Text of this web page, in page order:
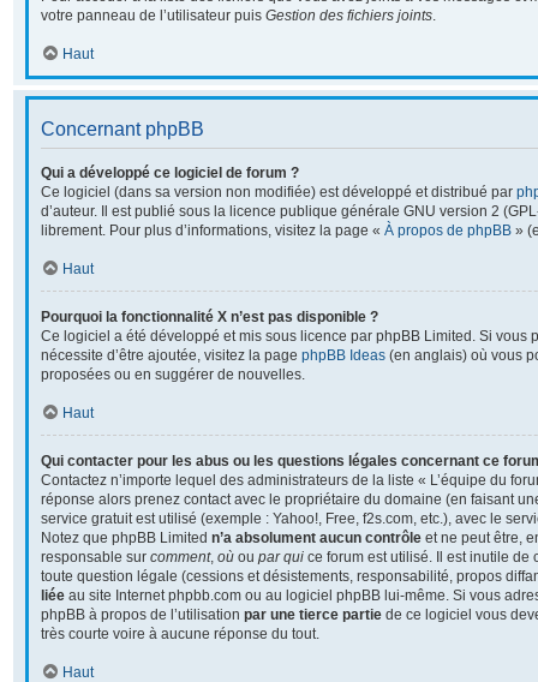
votre panneau de l’utilisateur puis Gestion des fichiers joints.
Haut
Concernant phpBB
Qui a développé ce logiciel de forum ?
Ce logiciel (dans sa version non modifiée) est développé et distribué par
d’auteur. Il est publié sous la licence publique générale GNU version 2
librement. Pour plus d’informations, visitez la page « À propos de phpBB »
Haut
Pourquoi la fonctionnalité X n’est pas disponible ?
Ce logiciel a été développé et mis sous licence par phpBB Limited. Si vous
nécessite d’être ajoutée, visitez la page phpBB Ideas (en anglais) où vous
proposées ou en suggérer de nouvelles.
Haut
Qui contacter pour les abus ou les questions légales concernant ce
Contactez n’importe lequel des administrateurs de la liste « L’équipe du
réponse alors prenez contact avec le propriétaire du domaine (en faisant
service gratuit est utilisé (exemple : Yahoo!, Free, f2s.com, etc.), avec le
Notez que phpBB Limited n’a absolument aucun contrôle et ne peut être,
responsable sur comment, où ou par qui ce forum est utilisé. Il est inutile de
toute question légale (cessions et désistements, responsabilité, propos
liée au site Internet phpbb.com ou au logiciel phpBB lui-même. Si vous
phpBB à propos de l’utilisation par une tierce partie de ce logiciel vous
très courte voire à aucune réponse du tout.
Haut